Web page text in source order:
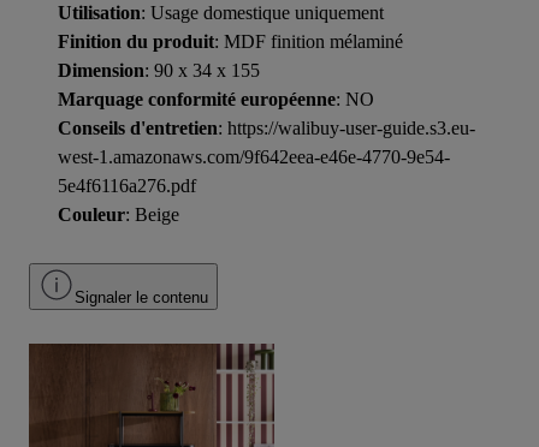
Utilisation: Usage domestique uniquement
Finition du produit: MDF finition mélaminé
Dimension: 90 x 34 x 155
Marquage conformité européenne: NO
Conseils d'entretien: https://walibuy-user-guide.s3.eu-
west-1.amazonaws.com/9f642eea-e46e-4770-9e54-
5e4f6116a276.pdf
Couleur: Beige
Signaler le contenu